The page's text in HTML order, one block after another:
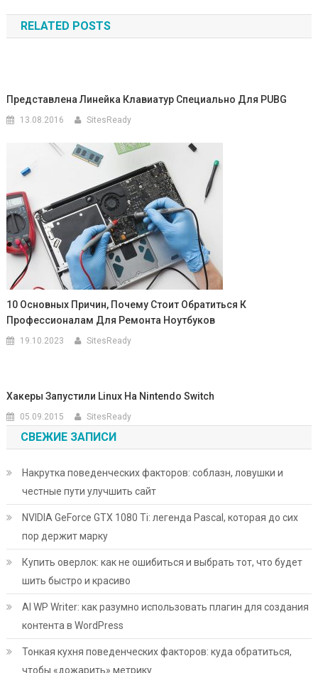
по
записям
RELATED POSTS
Представлена Линейка Клавиатур Специально Для PUBG
13.08.2016 SitesReady
10 Основных Причин, Почему Стоит Обратиться К
Профессионалам Для Ремонта Ноутбуков
19.10.2023 SitesReady
Хакеры Запустили Linux На Nintendo Switch
05.09.2015 SitesReady
СВЕЖИЕ ЗАПИСИ
Накрутка поведенческих факторов: соблазн, ловушки и
честные пути улучшить сайт
NVIDIA GeForce GTX 1080 Ti: легенда Pascal, которая до сих
пор держит марку
Купить оверлок: как не ошибиться и выбрать тот, что будет
шить быстро и красиво
AI WP Writer: как разумно использовать плагин для создания
контента в WordPress
Тонкая кухня поведенческих факторов: куда обратиться,
чтобы «дожарить» метрику